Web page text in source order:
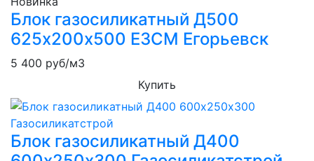
Блок газосиликатный Д500
625х200х500 ЕЗСМ Егорьевск
5 400 руб/м3
Купить
Блок газосиликатный Д400